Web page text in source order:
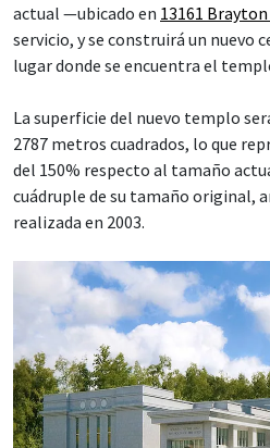
actual —ubicado en 13161
servicio, y se construirá un nuevo
lugar donde se encuentra el
La superficie del nuevo templo
2787 metros cuadrados, lo que
del 150% respecto al tamaño
cuádruple de su tamaño original,
realizada en 2003.